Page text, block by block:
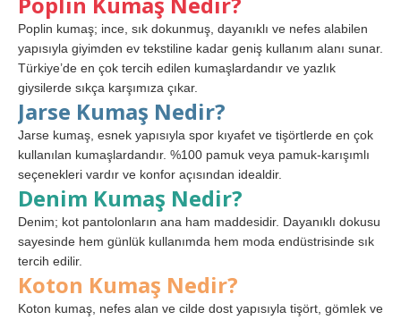
Poplin kumaş; ince, sık dokunmuş, dayanıklı ve nefes alabilen
yapısıyla giyimden ev tekstiline kadar geniş kullanım alanı sunar.
Türkiye’de en çok tercih edilen kumaşlardandır ve yazlık
giysilerde sıkça karşımıza çıkar.
Jarse Kumaş Nedir?
Jarse kumaş, esnek yapısıyla spor kıyafet ve tişörtlerde en çok
kullanılan kumaşlardandır. %100 pamuk veya pamuk-karışımlı
seçenekleri vardır ve konfor açısından idealdir.
Denim Kumaş Nedir?
Denim; kot pantolonların ana ham maddesidir. Dayanıklı dokusu
sayesinde hem günlük kullanımda hem moda endüstrisinde sık
tercih edilir.
Koton Kumaş Nedir?
Koton kumaş, nefes alan ve cilde dost yapısıyla tişört, gömlek ve